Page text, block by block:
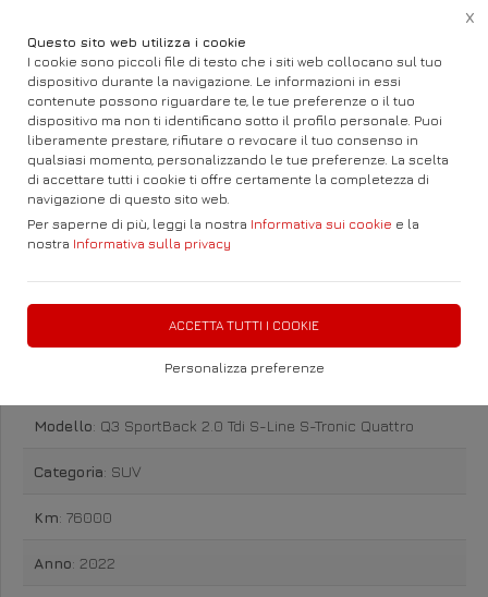
Questo sito web utilizza i cookie
I cookie sono piccoli file di testo che i siti web collocano sul tuo
dispositivo durante la navigazione. Le informazioni in essi
contenute possono riguardare te, le tue preferenze o il tuo
dispositivo ma non ti identificano sotto il profilo personale. Puoi
liberamente prestare, rifiutare o revocare il tuo consenso in
qualsiasi momento, personalizzando le tue preferenze. La scelta
di accettare tutti i cookie ti offre certamente la completezza di
navigazione di questo sito web.
Per saperne di più, leggi la nostra Informativa sui cookie e la
nostra Informativa sulla privacy
ACCETTA TUTTI I COOKIE
Personalizza preferenze
X
Home Auto e Fuoristrada Q3
Audi Q3 SportBack 2.0 Tdi S-
Line S-Tronic Quattro Diesel
Modello: Q3 SportBack 2.0 Tdi S-Line S-Tronic Quattro
Categoria: SUV
Km: 76000
Anno: 2022